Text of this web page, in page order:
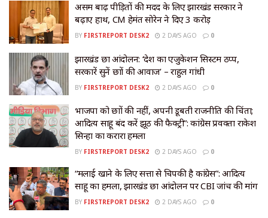
असम बाढ़ पीड़ितों की मदद के लिए झारखंड सरकार ने
बढ़ाए हाथ, CM हेमंत सोरेन ने दिए ₹3 करोड़
BY FIRSTREPORT DESK2 2 DAYS AGO 0
झारखंड छात्र आंदोलन: ‘देश का एजुकेशन सिस्टम ठप्प,
सरकारें सुनें छात्रों की आवाज’ – राहुल गांधी
BY FIRSTREPORT DESK2 2 DAYS AGO 0
भाजपा को छात्रों की नहीं, अपनी डूबती राजनीति की चिंता;
आदित्य साहू बंद करें झूठ की फैक्ट्री”: कांग्रेस प्रवक्ता राकेश
सिन्हा का करारा हमला
BY FIRSTREPORT DESK2 2 DAYS AGO 0
“मलाई खाने के लिए सत्ता से चिपकी है कांग्रेस”: आदित्य
साहू का हमला, झारखंड छात्र आंदोलन पर CBI जांच की मांग
BY FIRSTREPORT DESK2 2 DAYS AGO 0